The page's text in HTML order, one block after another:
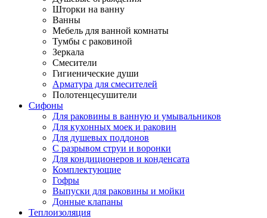
Шторки на ванну
Ванны
Мебель для ванной комнаты
Тумбы с раковиной
Зеркала
Смесители
Гигиенические души
Арматура для смесителей
Полотенцесушители
Сифоны
Для раковины в ванную и умывальников
Для кухонных моек и раковин
Для душевых поддонов
С разрывом струи и воронки
Для кондиционеров и конденсата
Комплектующие
Гофры
Выпуски для раковины и мойки
Донные клапаны
Теплоизоляция